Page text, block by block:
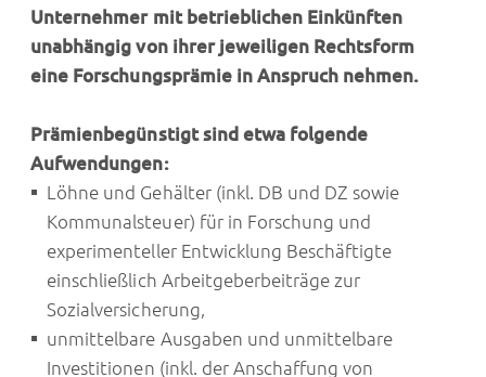
Unternehmer mit betrieblichen Einkünften
unabhängig von ihrer jeweiligen Rechtsform
eine Forschungsprämie in Anspruch nehmen.
Prämienbegünstigt sind etwa folgende
Aufwendungen:
Löhne und Gehälter (inkl. DB und DZ sowie
Kommunalsteuer) für in Forschung und
experimenteller Entwicklung Beschäftigte
einschließlich Arbeitgeberbeiträge zur
Sozialversicherung,
unmittelbare Ausgaben und unmittelbare
Investitionen (inkl. der Anschaffung von